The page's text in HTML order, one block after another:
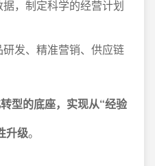
，制定科学的经营计划
发、精准营销、供应链
型的底座，实现从“经验
升级。